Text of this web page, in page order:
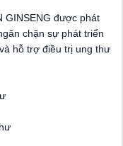
GINSENG được phát
chặn sự phát triển
hỗ trợ điều trị ung thư